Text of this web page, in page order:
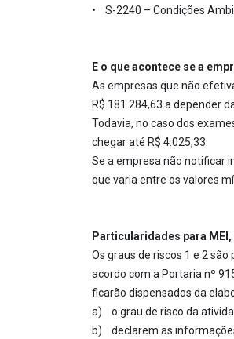
• S-2240 – Condições
E o que acontece se a
As empresas que não
R$ 181.284,63 a depender
Todavia, no caso dos
chegar até R$ 4.025,33.
Se a empresa não notificar
que varia entre os valores
Particularidades para MEI,
Os graus de riscos 1 e 2
acordo com a Portaria nº
ficarão dispensados da
a) o grau de risco da
b) declarem as